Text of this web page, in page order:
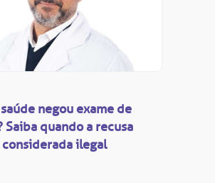
negou exame de
Saiba quando a recusa
ilegal